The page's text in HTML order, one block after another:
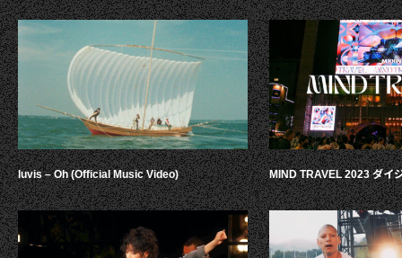
luvis – Oh (Official Music Video) MIND TRAVEL 2023 ダイ